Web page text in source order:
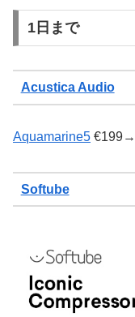
1日まで
Acustica Audio
Aquamarine5 €199→
Softube